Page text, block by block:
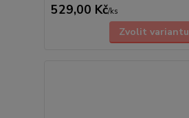
529,00 Kč/ks
Zvolit variantu